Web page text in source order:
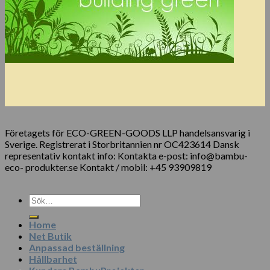
Företagets för ECO-GREEN-GOODS LLP handelsansvarig i
Sverige. Registrerat i Storbritannien nr OC423614 Dansk
representativ kontakt info: Kontakta e-post: info@bambu-
eco- produkter.se Kontakt / mobil: +45 93909819
Sök
efter:
Home
Net Butik
Anpassad beställning
Hållbarhet